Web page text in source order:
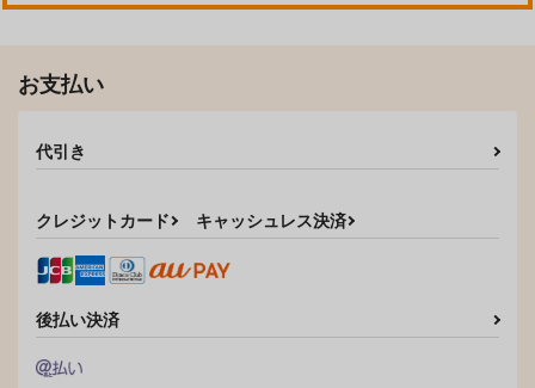
お支払い
代引き
クレジットカード キャッシュレス決済
後払い決済